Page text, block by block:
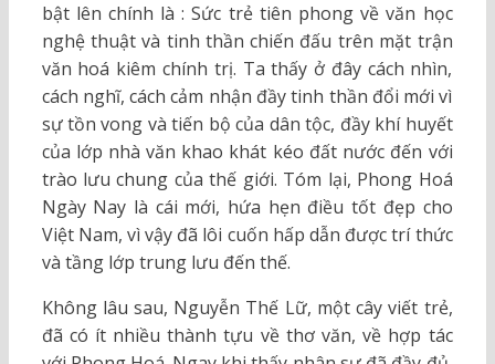
bật lên chính là : Sức trẻ tiên phong về văn học
nghệ thuật và tinh thần chiến đấu trên mặt trận
văn hoá kiêm chính trị. Ta thấy ở đây cách nhìn,
cách nghĩ, cách cảm nhận đầy tinh thần đổi mới vì
sự tồn vong và tiến bộ của dân tộc, đầy khí huyết
của lớp nhà văn khao khát kéo đất nước đến với
trào lưu chung của thế giới. Tóm lại, Phong Hoá
Ngày Nay là cái mới, hứa hẹn điều tốt đẹp cho
Việt Nam, vì vậy đã lôi cuốn hấp dẫn được trí thức
và tầng lớp trung lưu đến thế.
Không lâu sau, Nguyễn Thế Lữ, một cây viết trẻ,
đã có ít nhiều thành tựu về thơ văn, về hợp tác